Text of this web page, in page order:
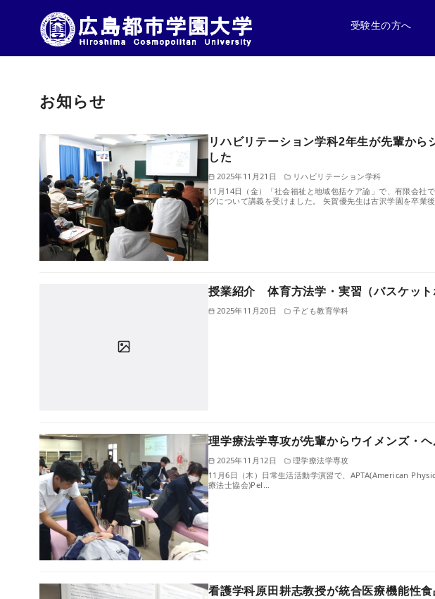
受験生の方へ
お知らせ
リハビリテーション学科2年生が先輩から
した
2025年11月21日
リハビリテーション学科
11月14日（金）「社会福祉と地域包括ケア論」で、有限会社
グについて講義を受けました。 矢賀優先生は古沢学園を卒業
授業紹介 体育方法学・実習（バスケット
2025年11月20日 子ども教育学科
理学療法学専攻が先輩からウイメンズ・
2025年11月12日
理学療法学専攻
11月6日（木）日常生活活動学演習で、APTA(American
療法⼠協会)Pel…
看護学科原田耕志教授が統合医療機能性食